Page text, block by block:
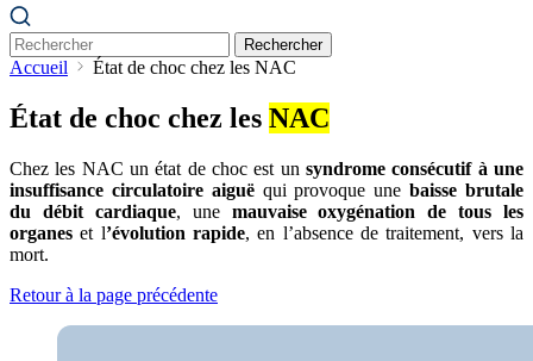
Rechercher
Accueil État de choc chez les NAC
État de choc chez les NAC
Chez les NAC un état de choc est un syndrome consécutif à une
insuffisance circulatoire aiguë qui provoque une baisse brutale
du débit cardiaque, unemauvaise oxygénation de tous les
organeset l’évolution rapide, en l’absence de traitement, vers la
mort.
Retour à la page précédente